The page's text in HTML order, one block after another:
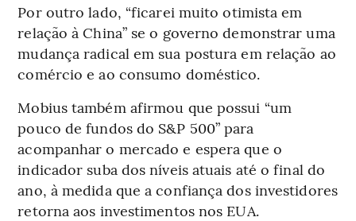
Por outro lado, “ficarei muito otimista em
relação à China” se o governo demonstrar uma
mudança radical em sua postura em relação ao
comércio e ao consumo doméstico.
Mobius também afirmou que possui “um
pouco de fundos do S&P 500” para
acompanhar o mercado e espera que o
indicador suba dos níveis atuais até o final do
ano, à medida que a confiança dos investidores
retorna aos investimentos nos EUA.